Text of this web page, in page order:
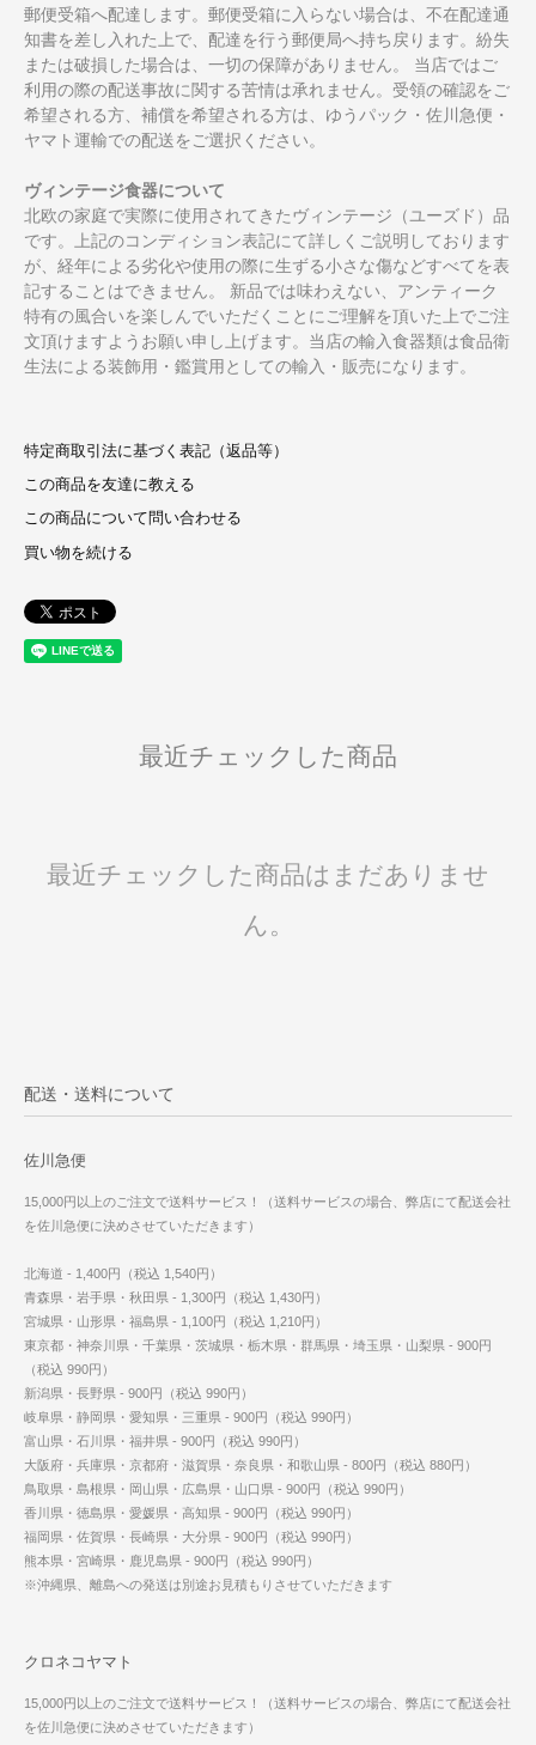
郵便受箱へ配達します。郵便受箱に入らない場合は、不在配達通
知書を差し入れた上で、配達を行う郵便局へ持ち戻ります。紛失
または破損した場合は、一切の保障がありません。 当店ではご
利用の際の配送事故に関する苦情は承れません。受領の確認をご
希望される方、補償を希望される方は、ゆうパック・佐川急便・
ヤマト運輸での配送をご選択ください。
ヴィンテージ食器について
北欧の家庭で実際に使用されてきたヴィンテージ（ユーズド）品
です。上記のコンディション表記にて詳しくご説明しております
が、経年による劣化や使用の際に生ずる小さな傷などすべてを表
記することはできません。 新品では味わえない、アンティーク
特有の風合いを楽しんでいただくことにご理解を頂いた上でご注
文頂けますようお願い申し上げます。当店の輸入食器類は食品衛
生法による装飾用・鑑賞用としての輸入・販売になります。
特定商取引法に基づく表記（返品等）
この商品を友達に教える
この商品について問い合わせる
買い物を続ける
最近チェックした商品
最近チェックした商品はまだありませ
ん。
配送・送料について
佐川急便
15,000円以上のご注文で送料サービス！（送料サービスの場合、弊店にて配送会社
を佐川急便に決めさせていただきます）
北海道 - 1,400円（税込 1,540円）
青森県・岩手県・秋田県 - 1,300円（税込 1,430円）
宮城県・山形県・福島県 - 1,100円（税込 1,210円）
東京都・神奈川県・千葉県・茨城県・栃木県・群馬県・埼玉県・山梨県 - 900円
（税込 990円）
新潟県・長野県 - 900円（税込 990円）
岐阜県・静岡県・愛知県・三重県 - 900円（税込 990円）
富山県・石川県・福井県 - 900円（税込 990円）
大阪府・兵庫県・京都府・滋賀県・奈良県・和歌山県 - 800円（税込 880円）
鳥取県・島根県・岡山県・広島県・山口県 - 900円（税込 990円）
香川県・徳島県・愛媛県・高知県 - 900円（税込 990円）
福岡県・佐賀県・長崎県・大分県 - 900円（税込 990円）
熊本県・宮崎県・鹿児島県 - 900円（税込 990円）
※沖縄県、離島への発送は別途お見積もりさせていただきます
クロネコヤマト
15,000円以上のご注文で送料サービス！（送料サービスの場合、弊店にて配送会社
を佐川急便に決めさせていただきます）